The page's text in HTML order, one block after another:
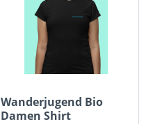
Wanderjugend Bio
Damen Shirt